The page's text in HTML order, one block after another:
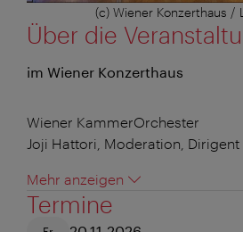
(c) Wiener Konzerthaus /
Über die
im Wiener Konzerthaus
Wiener KammerOrchester
Joji Hattori, Moderation, Dirigent
Mehr anzeigen
Termine